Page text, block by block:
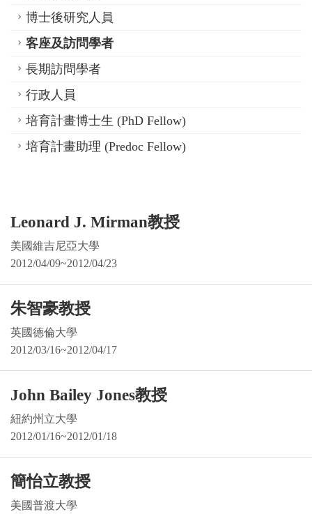
博士後研究人員
客座及訪問學者
長期訪問學者
行政人員
培育計畫博士生 (PhD Fellow)
培育計畫助理 (Predoc Fellow)
Leonard J. Mirman教授
美國維吉尼亞大學
2012/04/09~2012/04/23
朱智豪教授
英國德倫大學
2012/03/16~2012/04/17
John Bailey Jones教授
紐約州立大學
2012/01/16~2012/01/18
簡怡立教授
美國普渡大學